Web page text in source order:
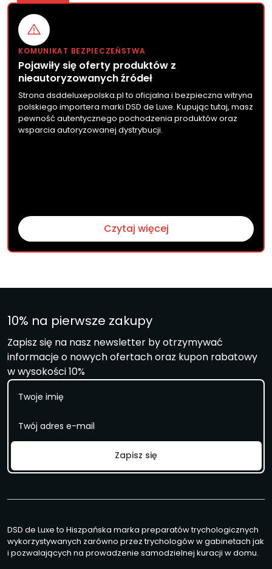
KOMUNIKAT BEZPIECZEŃSTWA
Pojawiły się oferty produktów z
nieautoryzowanych źródeł
Strona dsddeluxepolska.pl to oficjalna i bezpieczna witryna
polskiego importera marki DSD de Luxe. Kupując tutaj, masz
pewność autentycznego pochodzenia produktów oraz
wsparcia autoryzowanej dystrybucji.
Czytaj więcej
10% na pierwsze zakupy
Zapisz się na nasz newsletter by otrzymywać
informacje o nowych ofertach oraz kupon rabatowy
w wysokości 10%
m
m
a
l
*
Zapisz się
DSD de Luxe to Hiszpańska marka preparatów trychologicznych
wykorzystywanych zarówno przez trychologów w gabinetach jak
i pozwalających na prowadzenie samodzielnej kuracji w domu.